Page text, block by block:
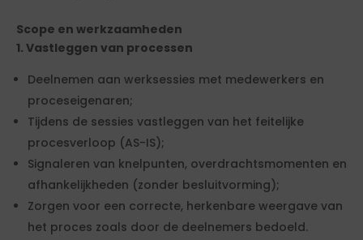
Scope en werkzaamheden
1. Vastleggen van processen
Deelnemen aan werksessies met medewerkers en
proceseigenaren;
Tijdens de sessies vastleggen van het feitelijke
procesverloop (AS-IS);
Signaleren van knelpunten, overdrachtsmomenten en
afhankelijkheden (zonder besluitvorming);
Zorgen voor een correcte, herkenbare weergave van
het proces zoals door de deelnemers bedoeld.